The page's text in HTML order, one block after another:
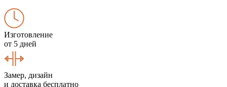
Изготовление
от 5 дней
Замер, дизайн
и доставка бесплатно